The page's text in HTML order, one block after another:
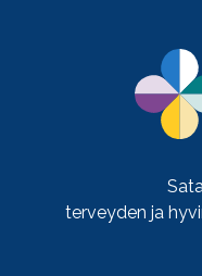
terveyden ja